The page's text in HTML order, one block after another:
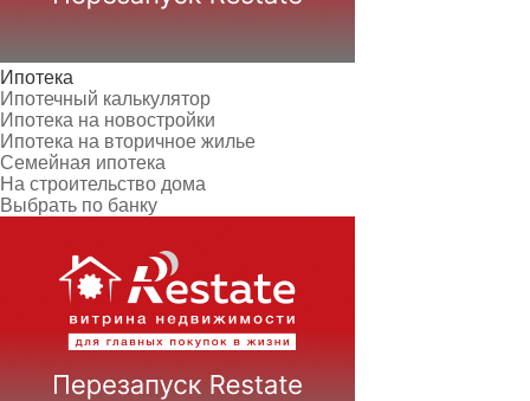
Ипотека
Ипотечный калькулятор
Ипотека на новостройки
Ипотека на вторичное жилье
Семейная ипотека
На строительство дома
Выбрать по банку